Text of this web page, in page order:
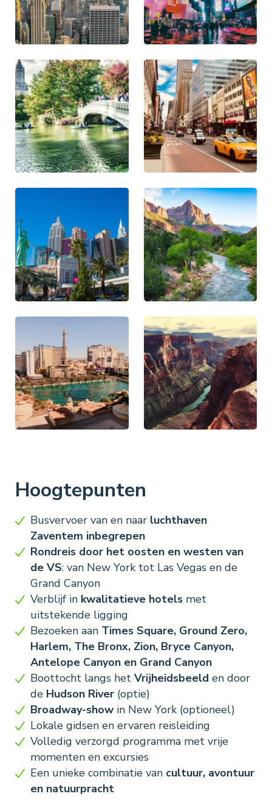
Hoogtepunten
Busvervoer van en naar luchthaven
Zaventem inbegrepen
Rondreis door het oosten en westen van
de VS: van New York tot Las Vegas en de
Grand Canyon
Verblijf in kwalitatieve hotels met
uitstekende ligging
Bezoeken aan Times Square, Ground Zero,
Harlem, The Bronx, Zion, Bryce Canyon,
Antelope Canyon en Grand Canyon
Boottocht langs het Vrijheidsbeeld en door
de Hudson River (optie)
Broadway-show in New York (optioneel)
Lokale gidsen en ervaren reisleiding
Volledig verzorgd programma met vrije
momenten en excursies
Een unieke combinatie van cultuur, avontuur
en natuurpracht